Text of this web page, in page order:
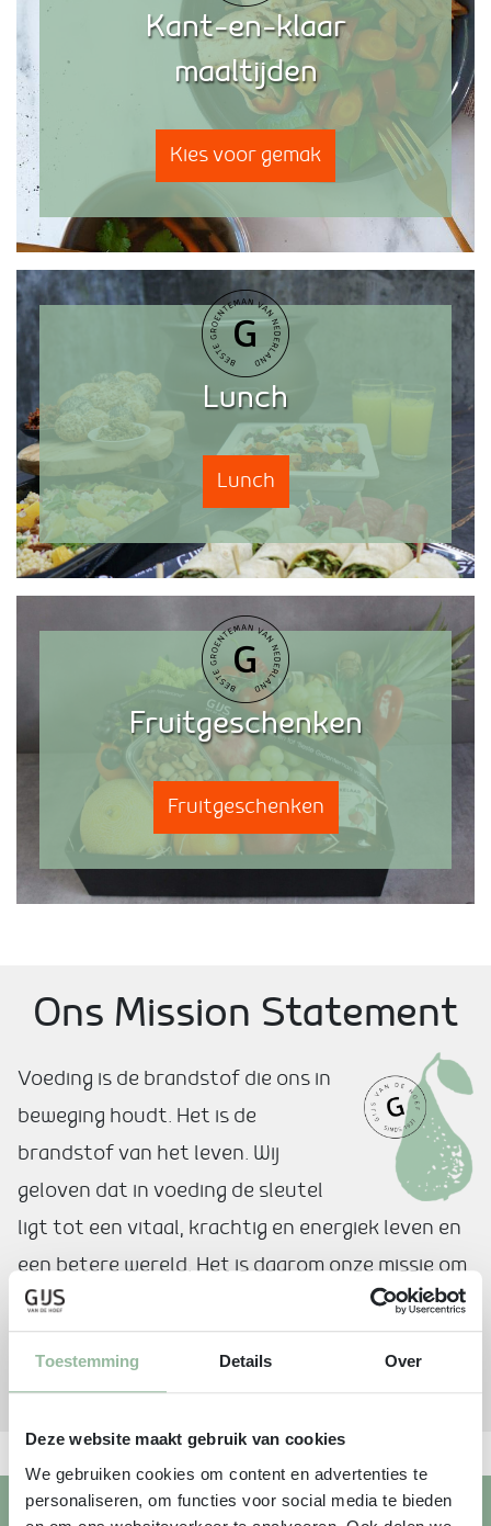
Toestemming Details Over
Deze website maakt gebruik van cookies
We gebruiken cookies om content en advertenties te
personaliseren, om functies voor social media te bieden
Kant-en-klaar
maaltijden
Kies voor gemak
Lunch
Lunch
Fruitgeschenken
Fruitgeschenken
Ons Mission Statement
Voeding is de brandstof die ons in
beweging houdt. Het is de
brandstof van het leven. Wij
geloven dat in voeding de sleutel
ligt tot een vitaal, krachtig en energiek leven en
een betere wereld. Het is daarom onze missie om
een gezonde, bewuste levensstijl leuk, makkelijk
en smaakvol te maken. Want uiteindelijk is niets
eten met een goed gevoel